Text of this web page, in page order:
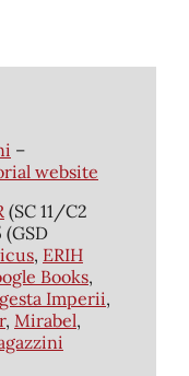
–
website
(SC 11/C2
(GSD
, ERIH
Books,
Imperii,
, Mirabel,